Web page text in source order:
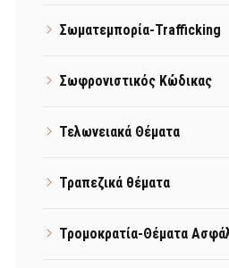
Σωματεμπορία-Trafficking
Σωφρονιστικός Κώδικας
Τελωνειακά Θέματα
Τραπεζικά θέματα
Τρομοκρατία-Θέματα